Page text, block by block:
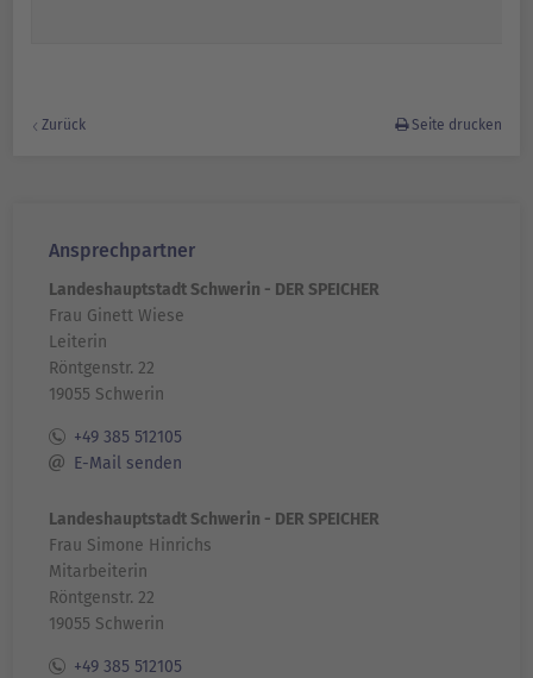
Zurück Seite drucken
Ansprechpartner
Landeshauptstadt Schwerin - DER SPEICHER
Frau Ginett Wiese
Leiterin
Röntgenstr. 22
19055 Schwerin
+49 385 512105
E-Mail senden
Landeshauptstadt Schwerin - DER SPEICHER
Frau Simone Hinrichs
Mitarbeiterin
Röntgenstr. 22
19055 Schwerin
+49 385 512105